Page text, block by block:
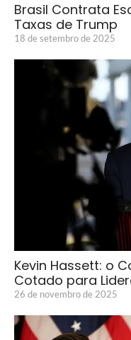
Brasil Contrata
Taxas de Trump
18 de setembro de 2025
Kevin Hassett: o
Cotado para
26 de novembro de 2025